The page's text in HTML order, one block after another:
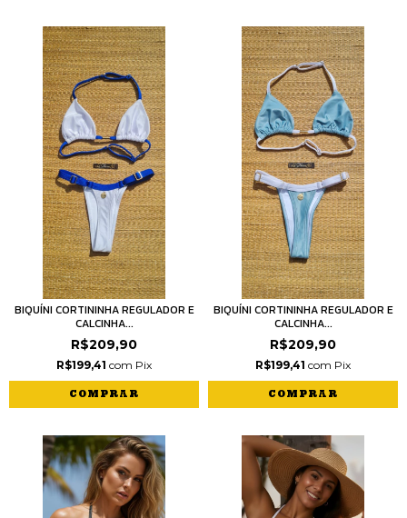
BIQUÍNI CORTININHA REGULADOR E
CALCINHA...
R$209,90
R$199,41 com Pix
COMPRAR
BIQUÍNI CORTININHA REGULADOR E
CALCINHA...
R$209,90
R$199,41 com Pix
COMPRAR